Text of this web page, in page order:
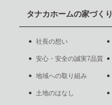
タナカホームの家づくり
社長の想い
安心・安全の誠実7品質
地域への取り組み
土地のはなし